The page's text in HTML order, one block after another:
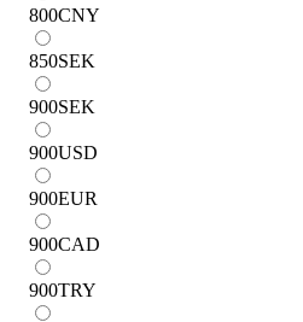
800CNY
850SEK
900SEK
900USD
900EUR
900CAD
900TRY